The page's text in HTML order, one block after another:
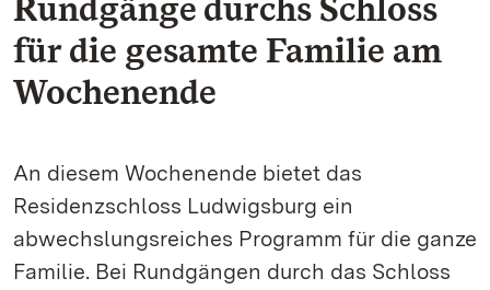
für die gesamte Familie am
Wochenende
An diesem Wochenende bietet das
Residenzschloss Ludwigsburg ein
abwechslungsreiches Programm für die ganze
Familie. Bei Rundgängen durch das Schloss